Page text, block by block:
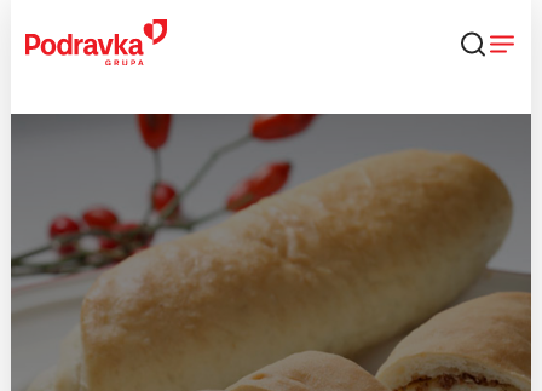
content